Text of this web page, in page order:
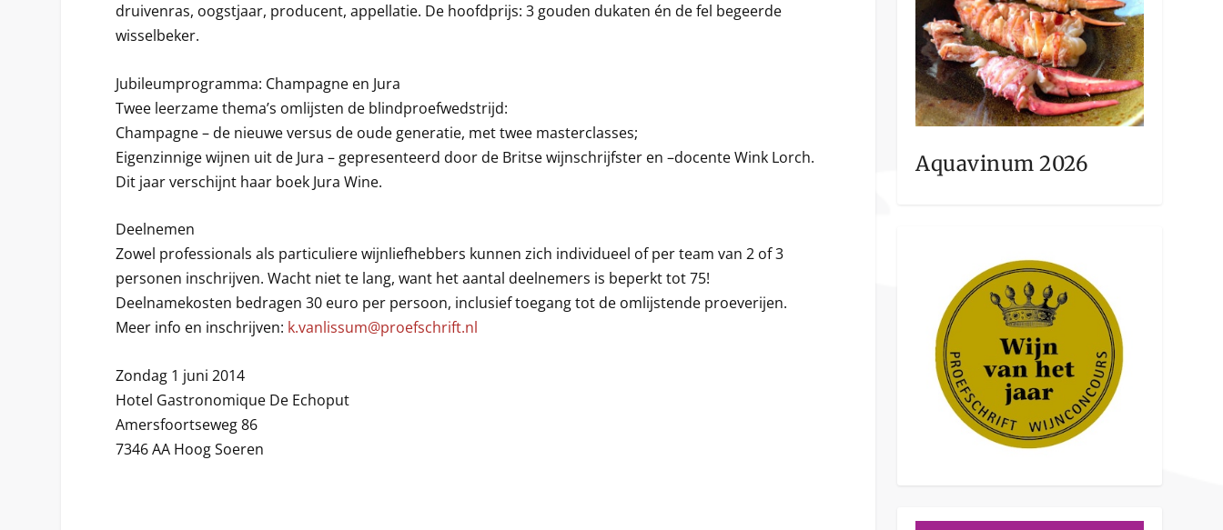
druivenras, oogstjaar, producent, appellatie. De hoofdprijs: 3 gouden dukaten én de fel begeerde
wisselbeker.
Jubileumprogramma: Champagne en Jura
Twee leerzame thema’s omlijsten de blindproefwedstrijd:
Champagne – de nieuwe versus de oude generatie, met twee masterclasses;
Eigenzinnige wijnen uit de Jura – gepresenteerd door de Britse wijnschrijfster en –docente Wink Lorch.
Dit jaar verschijnt haar boek Jura Wine.
Deelnemen
Zowel professionals als particuliere wijnliefhebbers kunnen zich individueel of per team van 2 of 3
personen inschrijven. Wacht niet te lang, want het aantal deelnemers is beperkt tot 75!
Deelnamekosten bedragen 30 euro per persoon, inclusief toegang tot de omlijstende proeverijen.
Meer info en inschrijven: k.vanlissum@proefschrift.nl
Zondag 1 juni 2014
Hotel Gastronomique De Echoput
Amersfoortseweg 86
7346 AA Hoog Soeren
Aquavinum 2026